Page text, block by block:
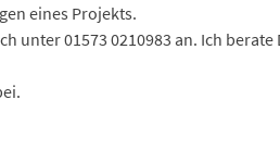
eines Projekts.
unter 01573 0210983 an. Ich berate